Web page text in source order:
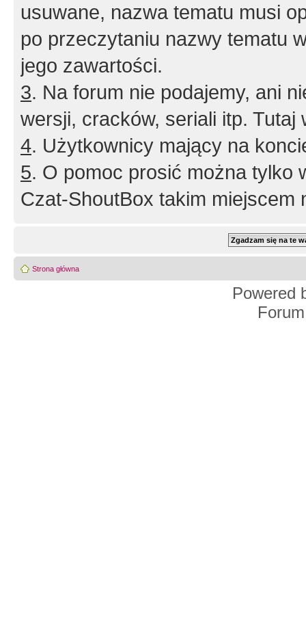
usuwane, nazwa tematu musi
po przeczytaniu nazwy tematu
jego zawartości.
3. Na forum nie podajemy, ani
wersji, cracków, seriali itp. Tutaj
4. Użytkownicy mający na
5. O pomoc prosić można tylko
Czat-ShoutBox takim miejscem
Strona główna
Powered